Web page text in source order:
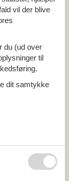
vil der blive
du (ud over
til
dit samtykke